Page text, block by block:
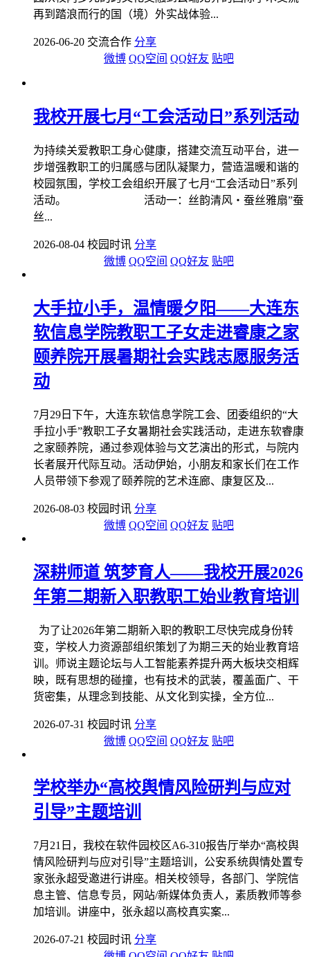
再到踏浪而行的国（境）外实战体验...
2026-06-20 交流合作 分享
微博 QQ空间 QQ好友 贴吧
我校开展七月“工会活动日”系列活动
为持续关爱教职工身心健康，搭建交流互动平台，进一
步增强教职工的归属感与团队凝聚力，营造温暖和谐的
校园氛围，学校工会组织开展了七月“工会活动日”系列
活动。 活动一：丝韵清风・蚕丝雅扇”蚕
丝...
2026-08-04 校园时讯 分享
微博 QQ空间 QQ好友 贴吧
大手拉小手，温情暖夕阳——大连东
软信息学院教职工子女走进睿康之家
颐养院开展暑期社会实践志愿服务活
动
7月29日下午，大连东软信息学院工会、团委组织的“大
手拉小手”教职工子女暑期社会实践活动，走进东软睿康
之家颐养院，通过参观体验与文艺演出的形式，与院内
长者展开代际互动。活动伊始，小朋友和家长们在工作
人员带领下参观了颐养院的艺术连廊、康复区及...
2026-08-03 校园时讯 分享
微博 QQ空间 QQ好友 贴吧
深耕师道 筑梦育人——我校开展2026
年第二期新入职教职工始业教育培训
为了让2026年第二期新入职的教职工尽快完成身份转
变，学校人力资源部组织策划了为期三天的始业教育培
训。师说主题论坛与人工智能素养提升两大板块交相辉
映，既有思想的碰撞，也有技术的武装，覆盖面广、干
货密集，从理念到技能、从文化到实操，全方位...
2026-07-31 校园时讯 分享
微博 QQ空间 QQ好友 贴吧
学校举办“高校舆情风险研判与应对
引导”主题培训
7月21日，我校在软件园校区A6-310报告厅举办“高校舆
情风险研判与应对引导”主题培训，公安系统舆情处置专
家张永超受邀进行讲座。相关校领导，各部门、学院信
息主管、信息专员，网站/新媒体负责人，素质教师等参
加培训。讲座中，张永超以高校真实案...
2026-07-21 校园时讯 分享